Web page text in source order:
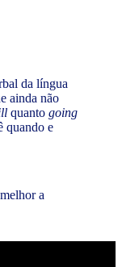
da língua
ainda não
quanto going
quando e
a